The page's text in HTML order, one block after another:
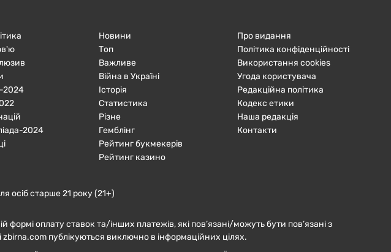
2024
2024
Новини
Топ
Важливе
Війна в Україні
Історія
Статистика
Різне
Гемблінг
Рейтинг букмекерів
Рейтинг казино
Про видання
Політика конфіденційності
Використання cookies
Угода користувача
Редакційна політика
Кодекс етики
Наша редакція
Контакти
осіб старше 21 року (21+)
оплату ставок та/інших платежів, які пов’язані/можуть бути пов’язані з
публікуються виключно в інформаційних цілях.